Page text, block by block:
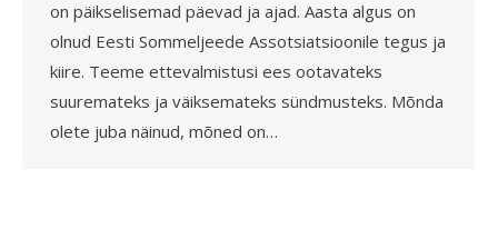
on päikselisemad päevad ja ajad. Aasta algus on
olnud Eesti Sommeljeede Assotsiatsioonile tegus ja
kiire. Teeme ettevalmistusi ees ootavateks
suuremateks ja väiksemateks sündmusteks. Mõnda
olete juba näinud, mõned on…